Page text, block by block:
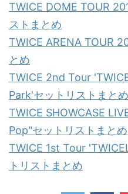
TWICE DOME TOUR
ストまとめ
TWICE ARENA TOUR
とめ
TWICE 2nd Tour
Park'セットリストまとめ
TWICE SHOWCASE
Pop"セットリストまとめ
TWICE 1st Tour
トリストまとめ